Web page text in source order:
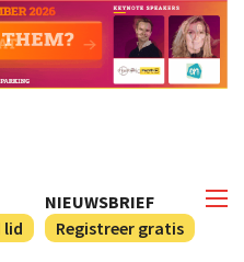
NIEUWSBRIEF
Registreer gratis
lid